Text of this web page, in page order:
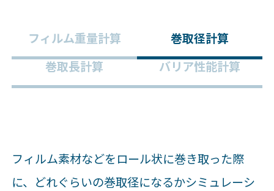
フィルム重量計算
巻取径計算
巻取長計算
バリア性能計算
フィルム素材などをロール状に巻き取った際
に、どれぐらいの巻取径になるかシミュレーシ